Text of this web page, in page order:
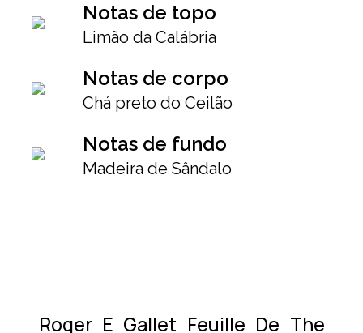
Notas de topo
Limão da Calábria
Notas de corpo
Chá preto do Ceilão
Notas de fundo
Madeira de Sândalo
Roger E Gallet Feuille De The